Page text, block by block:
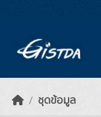
ชุดข้อมูล